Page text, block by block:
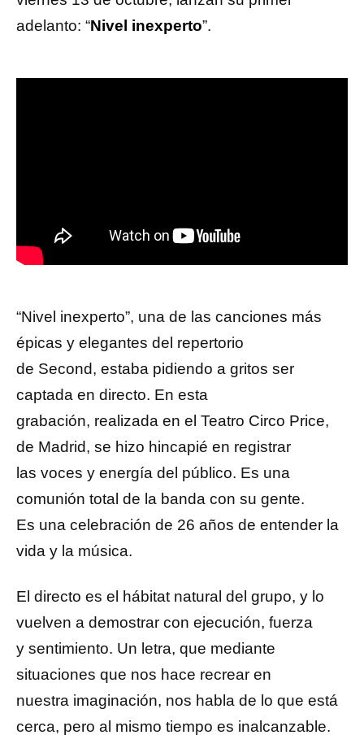
adelanto: “Nivel inexperto”.
“Nivel inexperto”, una de las canciones más
épicas y elegantes del repertorio
de Second, estaba pidiendo a gritos ser
captada en directo. En esta
grabación, realizada en el Teatro Circo Price,
de Madrid, se hizo hincapié en registrar
las voces y energía del público. Es una
comunión total de la banda con su gente.
Es una celebración de 26 años de entender la
vida y la música.
El directo es el hábitat natural del grupo, y lo
vuelven a demostrar con ejecución, fuerza
y sentimiento. Un letra, que mediante
situaciones que nos hace recrear en
nuestra imaginación, nos habla de lo que está
cerca, pero al mismo tiempo es inalcanzable.